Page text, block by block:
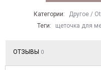
Категории: Другое /
Теги:
щеточка для
ОТЗЫВЫ 0